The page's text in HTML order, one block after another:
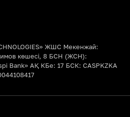
ЖШС Мекенжай:
көшесі, 8 БСН (ЖСН):
Bank» АҚ КБе: 17 БСК: CASPKZKA